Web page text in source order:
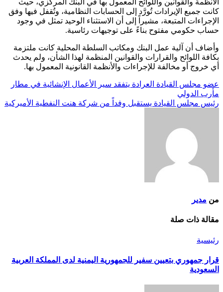
كانت جميع الإيرادات تُورَّد إلى الحسابات النظامية، وتُقفل فيها وفق
الإجراءات المتبعة، مشيراً إلى أن الاستثناء الوحيد تمثل في وجود
حساب حكومي مفتوح بناءً على توجيهات رئاسية.
وأضاف أن آلية عمل البنك ومكاتب السلطة المحلية كانت ملتزمة
بكافة اللوائح والقرارات والقوانين المنظمة لهذا الشأن، ولم يحدث
أي خروج أو مخالفة للإجراءات والأنظمة القانونية المعمول بها.
تصفّح
المقالات
عضو مجلس القيادة العرادة يتفقد سير الأعمال الإنشائية في مطار
مأرب الدولي
رئيس مجلس القيادة يستقبل وفداً من شركة هنت النفطية الأميركية
من مدير
مقالة ذات صلة
رئيسية
قرار جمهوري بتعيين سفير للجمهورية اليمنية لدى المملكة العربية
السعودية